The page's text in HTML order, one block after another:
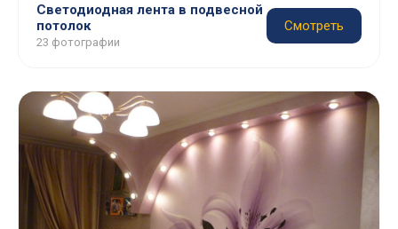
Светодиодная лента в подвесной
потолок
23 фотографии
Смотреть